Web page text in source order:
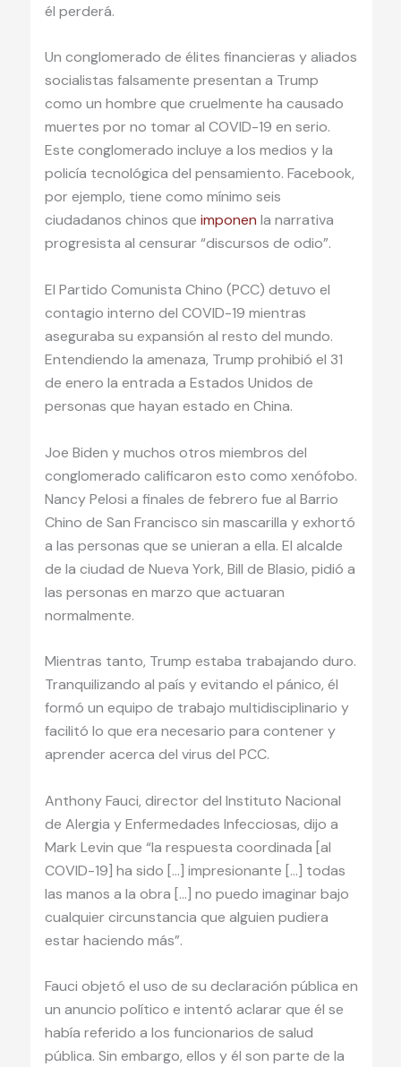
él perderá.
Un conglomerado de élites financieras y aliados
socialistas falsamente presentan a Trump
como un hombre que cruelmente ha causado
muertes por no tomar al COVID-19 en serio.
Este conglomerado incluye a los medios y la
policía tecnológica del pensamiento. Facebook,
por ejemplo, tiene como mínimo seis
ciudadanos chinos que imponen la narrativa
progresista al censurar “discursos de odio”.
El Partido Comunista Chino (PCC) detuvo el
contagio interno del COVID-19 mientras
aseguraba su expansión al resto del mundo.
Entendiendo la amenaza, Trump prohibió el 31
de enero la entrada a Estados Unidos de
personas que hayan estado en China.
Joe Biden y muchos otros miembros del
conglomerado calificaron esto como xenófobo.
Nancy Pelosi a finales de febrero fue al Barrio
Chino de San Francisco sin mascarilla y exhortó
a las personas que se unieran a ella. El alcalde
de la ciudad de Nueva York, Bill de Blasio, pidió a
las personas en marzo que actuaran
normalmente.
Mientras tanto, Trump estaba trabajando duro.
Tranquilizando al país y evitando el pánico, él
formó un equipo de trabajo multidisciplinario y
facilitó lo que era necesario para contener y
aprender acerca del virus del PCC.
Anthony Fauci, director del Instituto Nacional
de Alergia y Enfermedades Infecciosas, dijo a
Mark Levin que “la respuesta coordinada [al
COVID-19] ha sido […] impresionante […] todas
las manos a la obra […] no puedo imaginar bajo
cualquier circunstancia que alguien pudiera
estar haciendo más”.
Fauci objetó el uso de su declaración pública en
un anuncio político e intentó aclarar que él se
había referido a los funcionarios de salud
pública. Sin embargo, ellos y él son parte de la